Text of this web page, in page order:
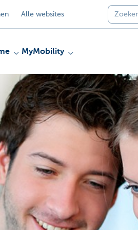
Alle websites
MyMobility